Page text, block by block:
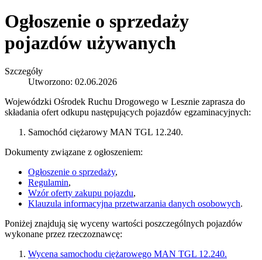
Ogłoszenie o sprzedaży
pojazdów używanych
Szczegóły
Utworzono: 02.06.2026
Wojewódzki Ośrodek Ruchu Drogowego w Lesznie zaprasza do
składania ofert odkupu następujących pojazdów egzaminacyjnych:
Samochód ciężarowy MAN TGL 12.240.
Dokumenty związane z ogłoszeniem:
Ogłoszenie o sprzedaży,
Regulamin,
Wzór oferty zakupu pojazdu,
Klauzula informacyjna przetwarzania danych osobowych.
Poniżej znajdują się wyceny wartości poszczególnych pojazdów
wykonane przez rzeczoznawcę:
Wycena samochodu ciężarowego MAN TGL 12.240.